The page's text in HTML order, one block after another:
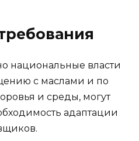
национальные власти
с маслами и по
и среды, могут
адаптации